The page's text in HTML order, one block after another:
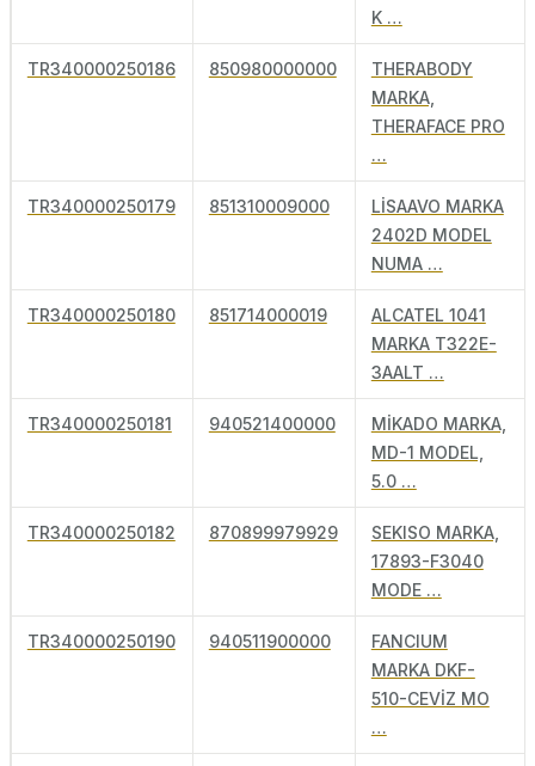
K …
TR340000250186 850980000000
THERABODY
MARKA,
THERAFACE PRO
…
TR340000250179 851310009000
LİSAAVO MARKA
2402D MODEL
NUMA …
TR340000250180 851714000019
ALCATEL 1041
MARKA T322E-
3AALT …
TR340000250181 940521400000
MİKADO MARKA,
MD-1 MODEL,
5.0 …
TR340000250182 870899979929
SEKISO MARKA,
17893-F3040
MODE …
TR340000250190 940511900000
FANCIUM
MARKA DKF-
510-CEVİZ MO
…